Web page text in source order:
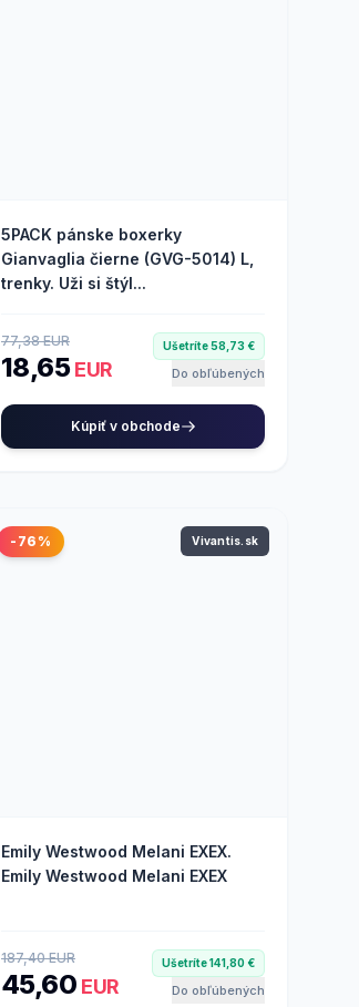
5PACK pánske boxerky
Gianvaglia čierne (GVG-5014) L,
trenky. Uži si štýl...
77,38 EUR
18,65EUR
Ušetríte 58,73 €
Do obľúbených
Kúpiť v obchode
-76% Vivantis.sk
Emily Westwood Melani EXEX.
Emily Westwood Melani EXEX
187,40 EUR
45,60 EUR
Ušetríte 141,80 €
Do obľúbených